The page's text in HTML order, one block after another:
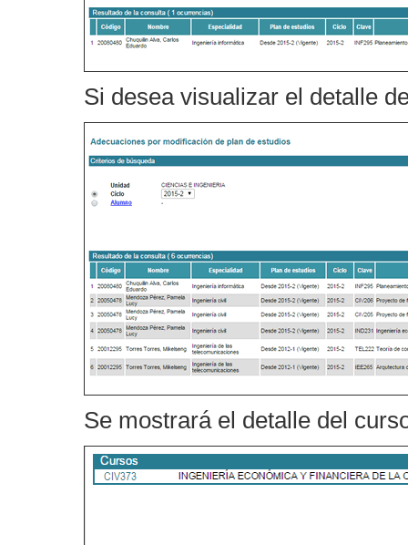
Si desea visualizar el detalle
Se mostrará el detalle del